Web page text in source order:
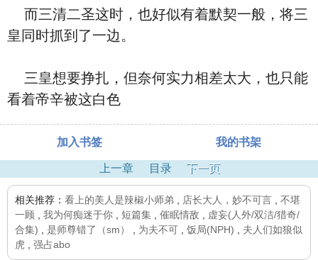
而三清二圣这时，也好似有着默契一般，将三
皇同时抓到了一边。
三皇想要挣扎，但奈何实力相差太大，也只能
看着帝辛被这白色
加入书签 我的书架
上一章 目录 下一页
相关推荐： 看上的美人是辣椒小师弟 店长大人，妙不可言
不堪
一顾
我为何痴迷于你 短篇集 催眠情敌
虚妄(人外/双洁/猎奇/
合集)
是师尊错了（sm） 为夫不可 饭局(NPH)
夫人们如狼似
虎
强占abo